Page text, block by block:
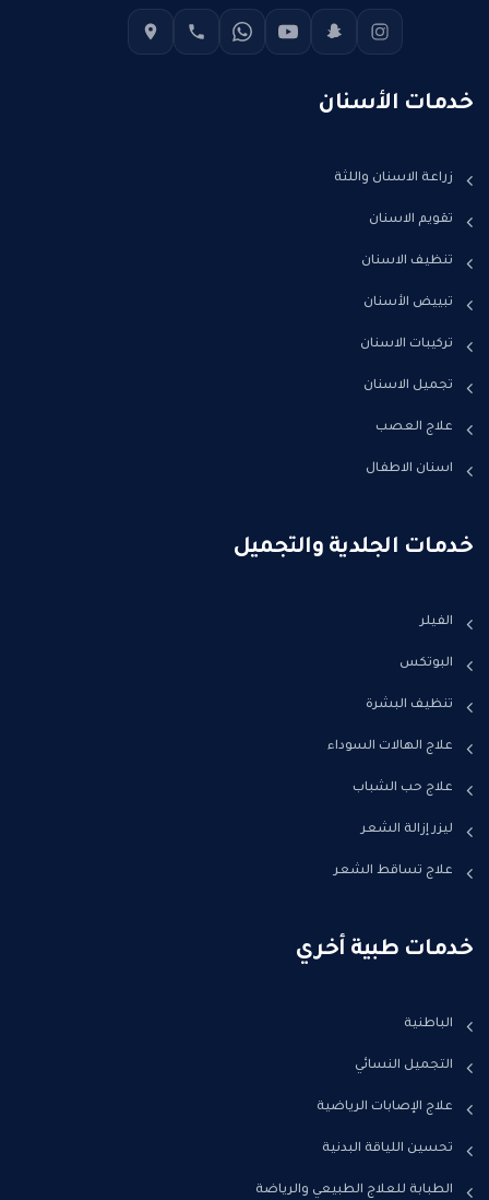
خدمات الأسنان
زراعة الاسنان واللثة
تقويم الاسنان
تنظيف الاسنان
تبييض الأسنان
تركيبات الاسنان
تجميل الاسنان
علاج العصب
اسنان الاطفال
خدمات الجلدية والتجميل
الفيلر
البوتكس
تنظيف البشرة
علاج الهالات السوداء
علاج حب الشباب
ليزر إزالة الشعر
علاج تساقط الشعر
خدمات طبية أخري
الباطنية
التجميل النسائي
علاج الإصابات الرياضية
تحسين اللياقة البدنية
الطبابة للعلاج الطبيعي والرياضة